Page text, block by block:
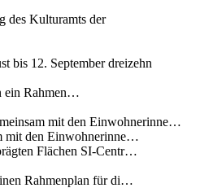
des Kulturamts der
bis 12. September dreizehn
ein Rahmen…
mit den Einwohnerinne…
mit den Einwohnerinne…
Flächen SI-Centr…
Rahmenplan für di…